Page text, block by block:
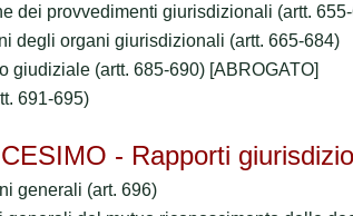
dei provvedimenti giurisdizionali (artt.
degli organi giurisdizionali (artt. 665-684)
giudiziale (artt. 685-690) [ABROGATO]
691-695)
- Rapporti
generali (art. 696)